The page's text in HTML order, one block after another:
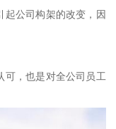
起公司构架的改变，因
可，也是对全公司员工